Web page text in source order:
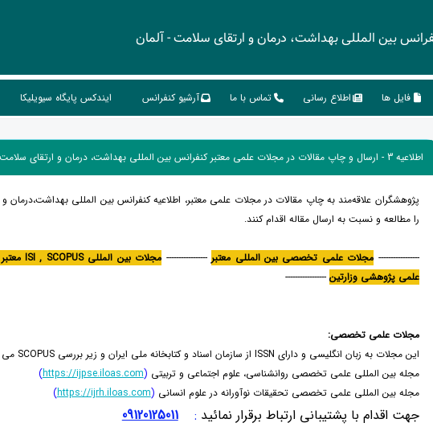
بین المللی بهداشت، درمان و ارتقای سلامت - آلمان
فایل ها اطلاع رسانی تماس با ما آرشیو کنفرانس ایندکس پایگاه سیویلیکا
اطلاعیه 3 - ارسال و چاپ مقالات در مجلات علمی معتبر کنفرانس بین المللی بهداشت، درمان و ارتقای سلامت
پژوهشگران علاقه‌مند به چاپ مقالات در مجلات علمی معتبر، اطلاعیه کنفرانس بین المللی بهداشت،درمان
را مطالعه و نسبت به ارسال مقاله اقدام کنند.
----------------- مجلات علمی تخصصی بین المللی معتبر----------------- مجلات بین المللی ISI , SCOPUS معتبر
علمی پژوهشی وزارتین -----------------
مجلات علمی تخصصی:
این مجلات به زبان انگلیسی و دارای ISSN از سازمان اسناد و کتابخانه ملی ایران و زیر بررسی SCOPUS می باشد.
مجله بین المللی علمی تخصصی روانشناسی، علوم اجتماعی و تربیتی (
https://ijpse.iloas.com
)
مجله بین المللی علمی تخصصی تحقیقات نوآورانه در علوم انسانی (
https://ijrh.iloas.com
)
جهت اقدام با پشتیبانی ارتباط برقرار نمائید :
09120125011